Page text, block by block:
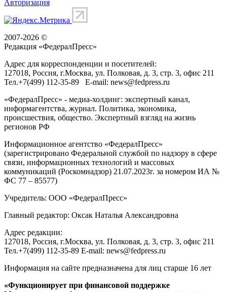
Авторизация
2007-2026 ©
Редакция «ФедералПресс»
Адрес для корреспонденции и посетителей:
127018, Россия, г.Москва, ул. Полковая, д. 3, стр. 3, офис 211
Тел.+7(499) 112-35-89 E-mail: news@fedpress.ru
«ФедералПресс» - медиа-холдинг: экспертный канал,
информагентства, журнал. Политика, экономика,
происшествия, общество. Экспертный взгляд на жизнь
регионов РФ
Информационное агентство «ФедералПресс»
(зарегистрировано Федеральной службой по надзору в сфере
связи, информационных технологий и массовых
коммуникаций (Роскомнадзор) 21.07.2023г. за номером ИА №
ФС 77 – 85577)
Учредитель: ООО «ФедералПресс»
Главный редактор: Оксак Наталья Александровна
Адрес редакции:
127018, Россия, г.Москва, ул. Полковая, д. 3, стр. 3, офис 211
Тел.+7(499) 112-35-89 E-mail: news@fedpress.ru
Информация на сайте предназначена для лиц старше 16 лет
«Функционирует при финансовой поддержке